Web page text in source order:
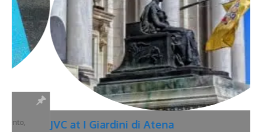
JVC at I Giardini di Atena